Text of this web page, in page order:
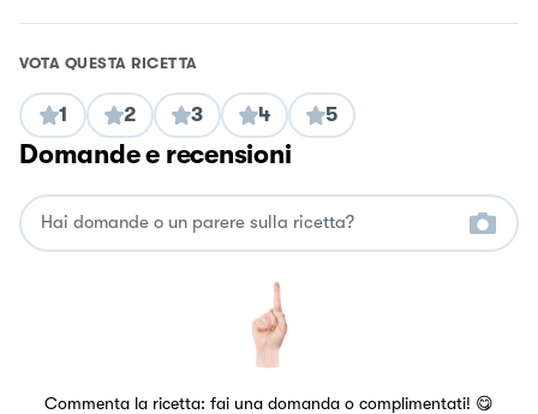
VOTA QUESTA RICETTA
1 2 3 4 5
Domande e recensioni
Commenta la ricetta: fai una domanda o complimentati! 😋